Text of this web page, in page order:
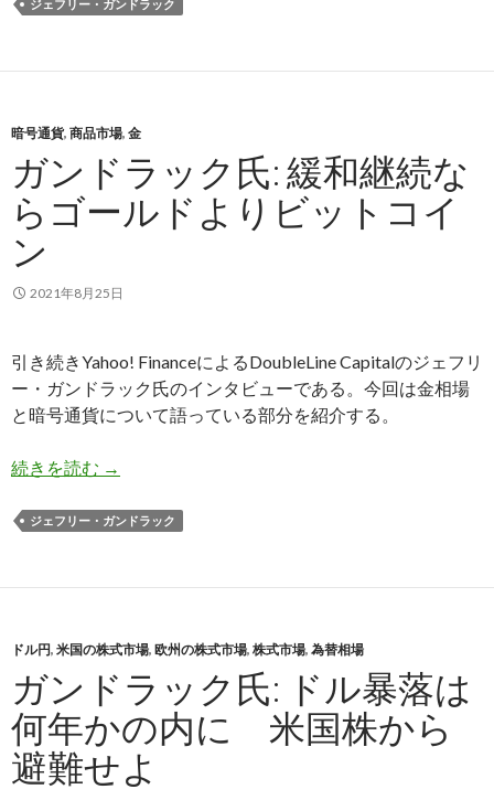
ジェフリー・ガンドラック
暗号通貨, 商品市場, 金
ガンドラック氏: 緩和継続な
らゴールドよりビットコイ
ン
2021年8月25日
引き続きYahoo! FinanceによるDoubleLine Capitalのジェフリ
ー・ガンドラック氏のインタビューである。今回は金相場
と暗号通貨について語っている部分を紹介する。
続きを読む ガンドラック氏: 緩和継続ならゴールドよりビッ
→
ジェフリー・ガンドラック
ドル円, 米国の株式市場, 欧州の株式市場, 株式市場, 為替相場
ガンドラック氏: ドル暴落は
何年かの内に 米国株から
避難せよ